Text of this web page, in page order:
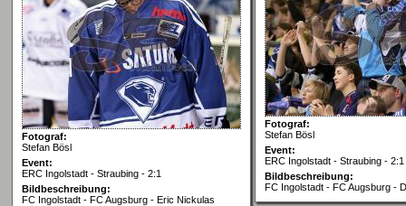
Fotograf:
Stefan Bösl
Event:
ERC Ingolstadt - Straubing - 2:1
Bildbeschreibung:
FC Ingolstadt - FC Augsburg - Eric Nickulas
Fotograf:
Stefan Bösl
Event:
ERC Ingolstadt - Straubing - 2:1
Bildbeschreibung:
FC Ingolstadt - FC Augsburg -